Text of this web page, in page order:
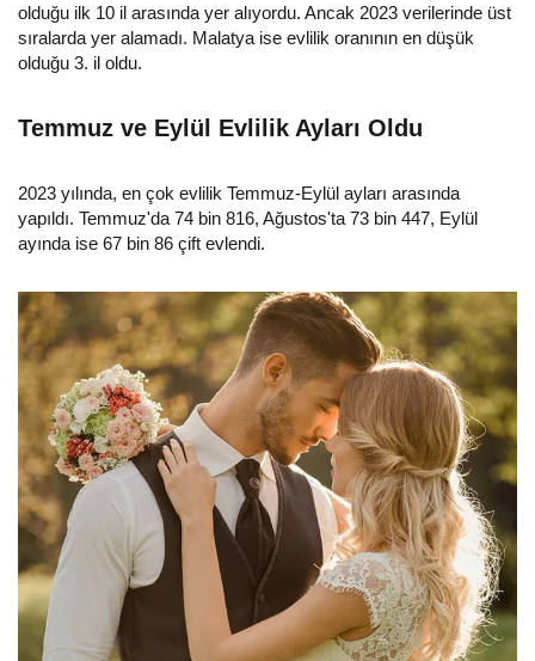
olduğu ilk 10 il arasında yer alıyordu. Ancak 2023 verilerinde üst
sıralarda yer alamadı. Malatya ise evlilik oranının en düşük
olduğu 3. il oldu.
Temmuz ve Eylül Evlilik Ayları Oldu
2023 yılında, en çok evlilik Temmuz-Eylül ayları arasında
yapıldı. Temmuz'da 74 bin 816, Ağustos'ta 73 bin 447, Eylül
ayında ise 67 bin 86 çift evlendi.